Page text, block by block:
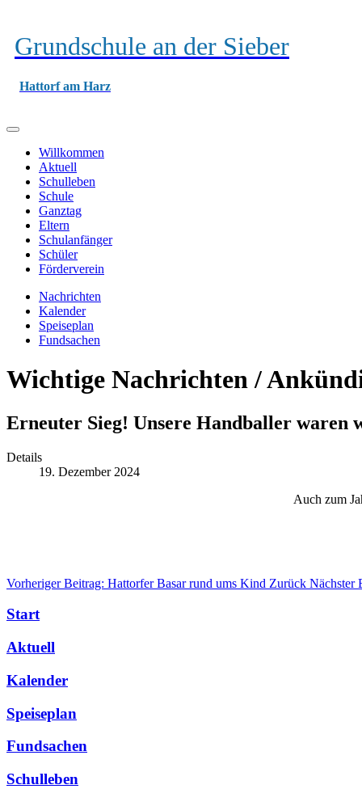
Grundschule an der Sieber
Hattorf am Harz
Willkommen
Aktuell
Schulleben
Schule
Ganztag
Eltern
Schulanfänger
Schüler
Förderverein
Nachrichten
Kalender
Speiseplan
Fundsachen
Wichtige Nachrichten /
Erneuter Sieg! Unsere Handballer waren
Details
19. Dezember 2024
Auch zum
Vorheriger Beitrag: Hattorfer Basar rund ums Kind Zurück Nächster
Start
Aktuell
Kalender
Speiseplan
Fundsachen
Schulleben